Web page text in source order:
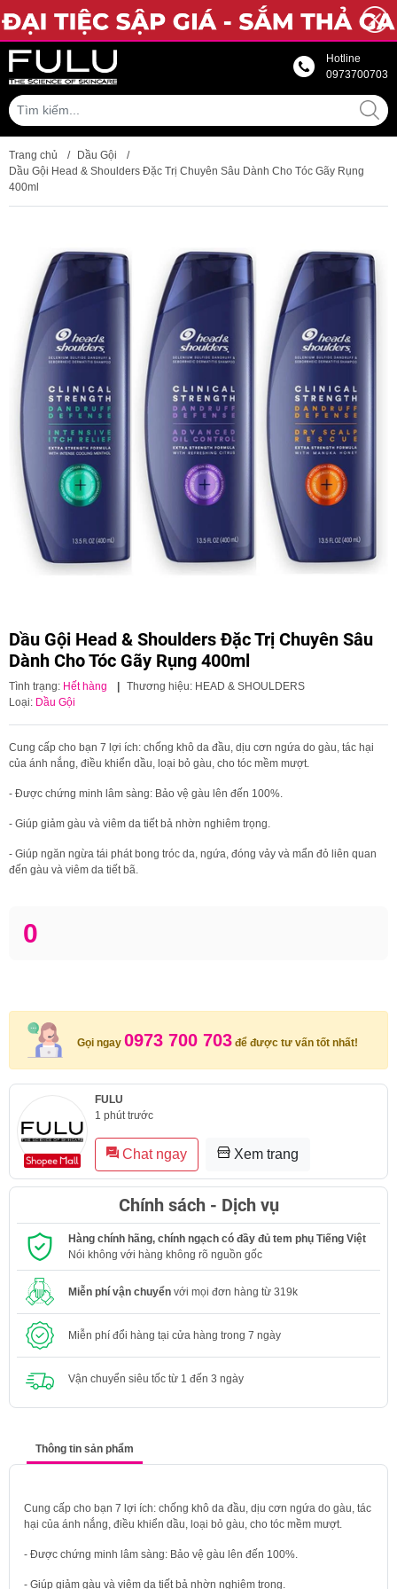
Hotline
0973700703
Trang chủ / Dầu Gội
/
Dầu Gội Head & Shoulders Đặc Trị Chuyên Sâu Dành Cho Tóc Gãy Rụng
400ml
Dầu Gội Head & Shoulders Đặc Trị Chuyên Sâu
Dành Cho Tóc Gãy Rụng 400ml
Tình trạng: Hết hàng | Thương hiệu: HEAD & SHOULDERS
Loại: Dầu Gội
Cung cấp cho bạn 7 lợi ích: chống khô da đầu, dịu cơn ngứa do gàu, tác hại
của ánh nắng, điều khiển dầu, loại bỏ gàu, cho tóc mềm mượt.
- Được chứng minh lâm sàng: Bảo vệ gàu lên đến 100%.
- Giúp giảm gàu và viêm da tiết bả nhờn nghiêm trọng.
- Giúp ngăn ngừa tái phát bong tróc da, ngứa, đóng vảy và mẩn đỏ liên quan
đến gàu và viêm da tiết bã.
0
Gọi ngay 0973 700 703 để được tư vấn tốt nhất!
FULU
1 phút trước
Chat ngay Xem trang
Chính sách - Dịch vụ
Hàng chính hãng, chính ngạch có đầy đủ tem phụ Tiếng Việt
Nói không với hàng không rõ nguồn gốc
Miễn phí vận chuyển với mọi đơn hàng từ 319k
Miễn phí đổi hàng tại cửa hàng trong 7 ngày
Vận chuyển siêu tốc từ 1 đến 3 ngày
Thông tin sản phẩm
Cung cấp cho bạn 7 lợi ích: chống khô da đầu, dịu cơn ngứa do gàu, tác
hại của ánh nắng, điều khiển dầu, loại bỏ gàu, cho tóc mềm mượt.
- Được chứng minh lâm sàng: Bảo vệ gàu lên đến 100%.
- Giúp giảm gàu và viêm da tiết bả nhờn nghiêm trọng.